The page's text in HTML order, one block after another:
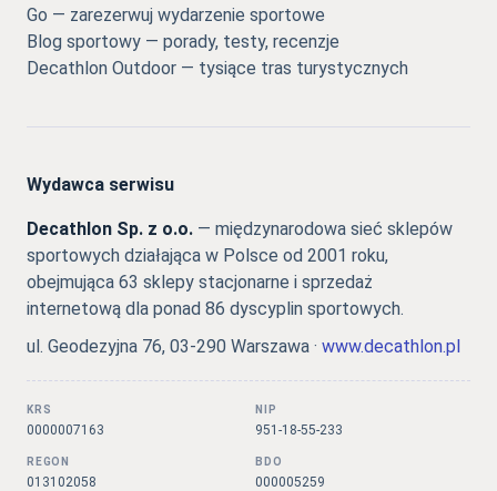
Go — zarezerwuj wydarzenie sportowe
Blog sportowy — porady, testy, recenzje
Decathlon Outdoor — tysiące tras turystycznych
Wydawca serwisu
Decathlon Sp. z o.o. — międzynarodowa sieć sklepów
sportowych działająca w Polsce od 2001 roku,
obejmująca 63 sklepy stacjonarne i sprzedaż
internetową dla ponad 86 dyscyplin sportowych.
ul. Geodezyjna 76, 03-290 Warszawa · www.decathlon.pl
KRS
0000007163
NIP
951-18-55-233
REGON
013102058
BDO
000005259